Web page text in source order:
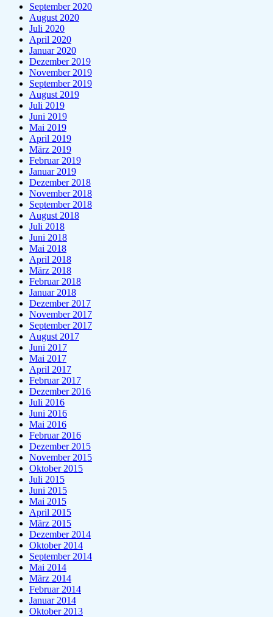
September 2020
August 2020
Juli 2020
April 2020
Januar 2020
Dezember 2019
November 2019
September 2019
August 2019
Juli 2019
Juni 2019
Mai 2019
April 2019
März 2019
Februar 2019
Januar 2019
Dezember 2018
November 2018
September 2018
August 2018
Juli 2018
Juni 2018
Mai 2018
April 2018
März 2018
Februar 2018
Januar 2018
Dezember 2017
November 2017
September 2017
August 2017
Juni 2017
Mai 2017
April 2017
Februar 2017
Dezember 2016
Juli 2016
Juni 2016
Mai 2016
Februar 2016
Dezember 2015
November 2015
Oktober 2015
Juli 2015
Juni 2015
Mai 2015
April 2015
März 2015
Dezember 2014
Oktober 2014
September 2014
Mai 2014
März 2014
Februar 2014
Januar 2014
Oktober 2013